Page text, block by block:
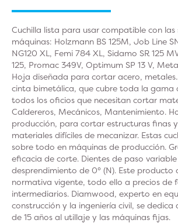
Cuchilla lista para usar compatible con las
máquinas: Holzmann BS 125M, Job Line
NG120 XL, Femi 784 XL, Sidamo SR 125
125, Promac 349V, Optimum SP 13 V,
Hoja diseñada para cortar acero,
cinta bimetálica, que cubre toda la gama
todos los oficios que necesitan cortar
Caldereros, Mecánicos, Mantenimiento.
producción, para cortar estructuras finas
materiales difíciles de mecanizar. Estas
sobre todo en máquinas de producción.
eficacia de corte. Dientes de paso
desprendimiento de 0° (N). Este producto
normativa vigente, todo ello a precios de
intermediarios. Diamwood, experto en
construcción y la ingeniería civil, se dedica
de 15 años al utillaje y las máquinas fijas.